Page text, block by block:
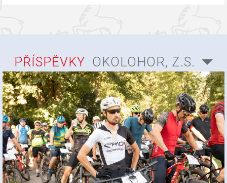
PŘÍSPĚVKY OKOLOHOR, Z.S.